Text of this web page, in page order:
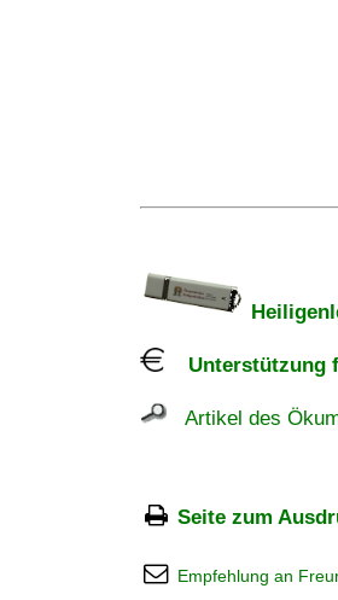
Unterstützung
Artikel des
Seite zum
Empfehlung an